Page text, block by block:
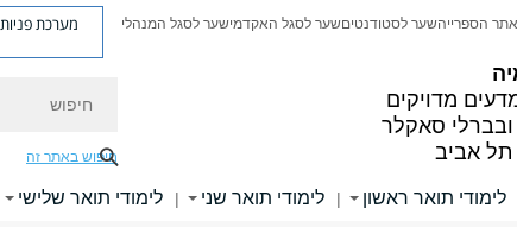
מדויקים
ובברלי סאקלר
תל אביב
אתר הספרייהשער לסטודנטיםשער לסגל האקדמישער לסגל המנהלי מערכת פניות
חיפוש באתר זה
לימודי תואר ראשון | לימודי תואר שני | לימודי תואר שלישי